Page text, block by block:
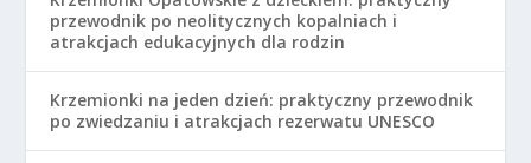
przewodnik po neolitycznych kopalniach i
atrakcjach edukacyjnych dla rodzin
Krzemionki na jeden dzień: praktyczny przewodnik
po zwiedzaniu i atrakcjach rezerwatu UNESCO